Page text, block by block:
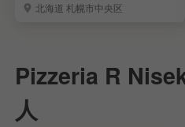
北海道 札幌市中央区
Pizzeria R
人